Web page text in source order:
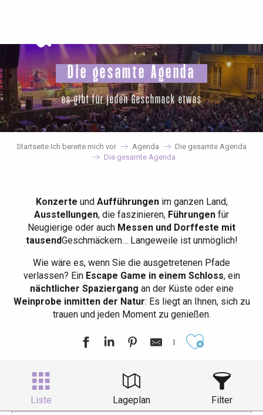
principal
Die gesamte Agenda
es gibt für jeden Geschmack etwas
Startseite Ich bereite mich vor Agenda
Die gesamte Agenda
Die gesamte Agenda
Konzerte und Aufführungenim ganzen Land,
Ausstellungen, die faszinieren, Führungen für
Neugierige oder auch Messen und Dorffeste mit
tausendGeschmäckern… Langeweile ist unmöglich!
Wie wäre es, wenn Sie die ausgetretenen Pfade
verlassen? EinEscape Game in einem Schloss, ein
nächtlicher Spaziergang an der Küste oder eine
Weinprobe inmitten der Natur: Es liegt an Ihnen, sich zu
trauen und jeden Moment zu genießen.
Liste Lageplan Filter